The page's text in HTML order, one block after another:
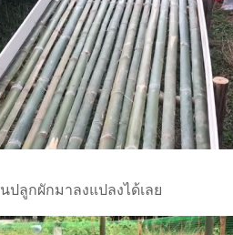
ปลูกผักมาลงแปลงได้เลย